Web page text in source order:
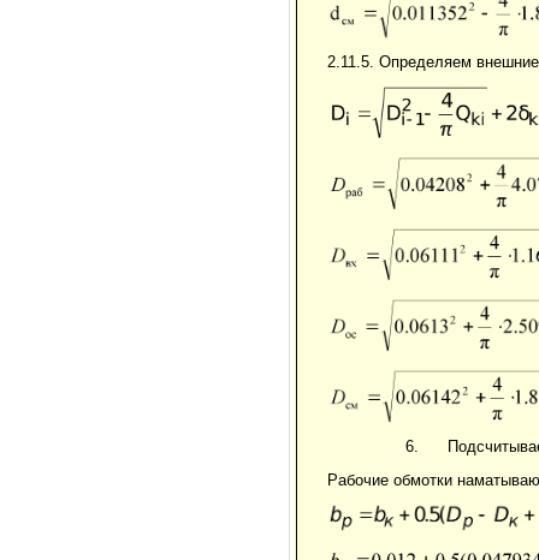
2.11.5. Определяем
Рабочие обмотки